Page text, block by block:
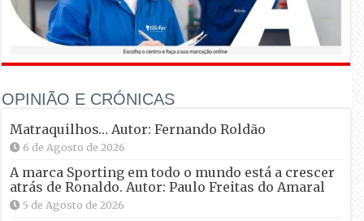
OPINIÃO E CRÓNICAS
Matraquilhos… Autor: Fernando Roldão
6 de Agosto de 2026
A marca Sporting em todo o mundo está a crescer
atrás de Ronaldo. Autor: Paulo Freitas do Amaral
5 de Agosto de 2026